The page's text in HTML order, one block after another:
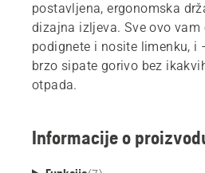
postavljena, ergonomska
dizajna izljeva. Sve ovo
podignete i nosite limenku, i
brzo sipate gorivo bez
otpada.
Informacije o